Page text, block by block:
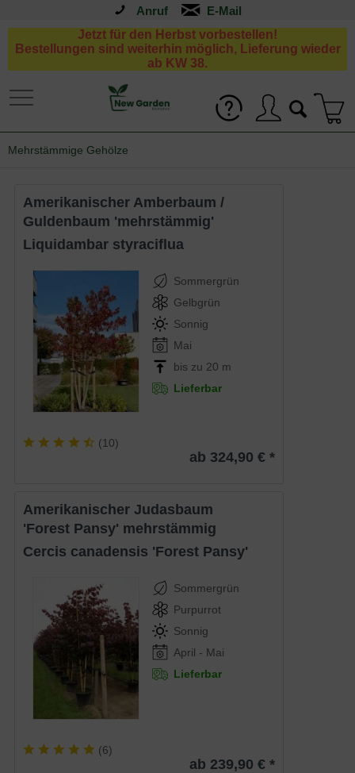
Anruf
Jetzt für den Herbst vorbestellen!
Bestellungen sind weiterhin möglich, Lieferung wieder
ab KW 38.
Mehrstämmige Gehölze
2
Amerikanischer Amberbaum /
Guldenbaum 'mehrstämmig'
Liquidambar styraciflua
Sommergrün
Gelbgrün
Sonnig
Mai
bis zu 20 m
Lieferbar
(10)
ab 324,90 € *
Amerikanischer Judasbaum
'Forest Pansy' mehrstämmig
Cercis canadensis 'Forest Pansy'
Sommergrün
Purpurrot
Sonnig
April - Mai
Lieferbar
(6)
ab 239,90 € *